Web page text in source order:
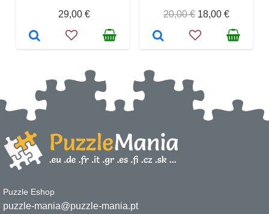
29,00 €
20,00 € 18,00 €
Puzzle Eshop
puzzle-mania@puzzle-mania.pt